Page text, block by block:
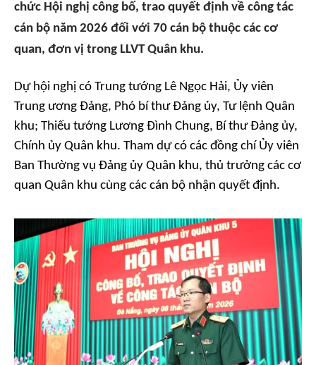
chức Hội nghị công bố, trao quyết định về công tác
cán bộ năm 2026 đối với 70 cán bộ thuộc các cơ
quan, đơn vị trong LLVT Quân khu.
Dự hội nghị có Trung tướng Lê Ngọc Hải, Ủy viên
Trung ương Đảng, Phó bí thư Đảng ủy, Tư lệnh Quân
khu; Thiếu tướng Lương Đình Chung, Bí thư Đảng ủy,
Chính ủy Quân khu. Tham dự có các đồng chí Ủy viên
Ban Thường vụ Đảng ủy Quân khu, thủ trưởng các cơ
quan Quân khu cùng các cán bộ nhận quyết định.